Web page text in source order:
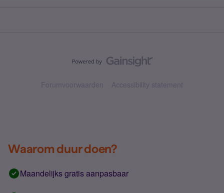
Forumvoorwaarden Accessibility statement
Waarom duur doen?
Maandelijks gratis aanpasbaar